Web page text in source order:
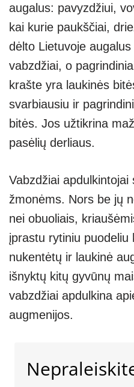
augalus: pavyzdžiui,
kai kurie paukščiai,
dėlto Lietuvoje
vabzdžiai, o
krašte yra laukinės
svarbiausiu ir
bitės. Jos užtikrina
pasėlių derliaus.
Vabzdžiai apdulkintojai
žmonėms. Nors be jų
nei obuoliais,
įprastu rytiniu puodeliu
nukentėtų ir laukinė
išnyktų kitų gyvūnų
vabzdžiai apdulkina
augmenijos.